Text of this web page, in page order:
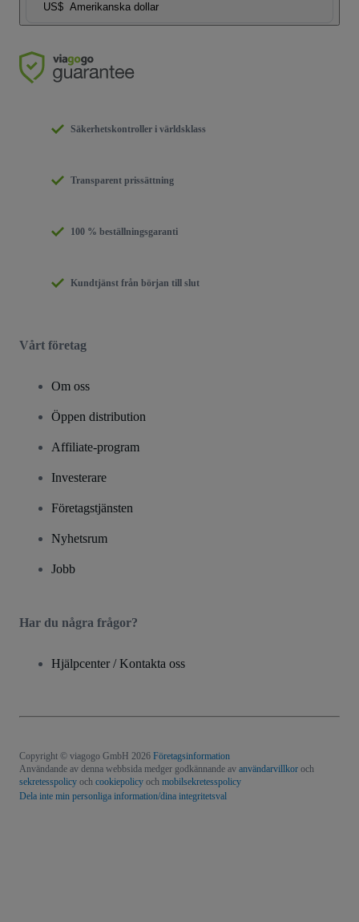
US$ Amerikanska dollar
Säkerhetskontroller i världsklass
Transparent prissättning
100 % beställningsgaranti
Kundtjänst från början till slut
Vårt företag
Om oss
Öppen distribution
Affiliate-program
Investerare
Företagstjänsten
Nyhetsrum
Jobb
Har du några frågor?
Hjälpcenter / Kontakta oss
Copyright © viagogo GmbH 2026 Företagsinformation
Användande av denna webbsida medger godkännande av användarvillkor och
sekretesspolicy och cookiepolicy och mobilsekretesspolicy
Dela inte min personliga information/dina integritetsval